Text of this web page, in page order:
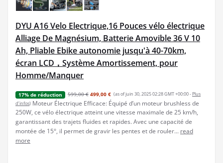
DYU A16 Velo Electrique,16 Pouces vélo électrique
Alliage De Magnésium, Batterie Amovible 36 V 10
Ah, Pliable Ebike autonomie jusqu'à 40-70km,
écran LCD，Système Amortissement, pour
Homme/Manquer
17% de réduction 599,00 € 499,00 € (as of juin 30, 2025 02:28 GMT +00:00 - Plus
d’infos) Moteur Électrique Efficace: Équipé d’un moteur brushless de
250W, ce vélo électrique atteint une vitesse maximale de 25 km/h,
garantissant des trajets fluides et rapides. Avec une capacité de
montée de 15°, il permet de gravir les pentes et de rouler... read
more